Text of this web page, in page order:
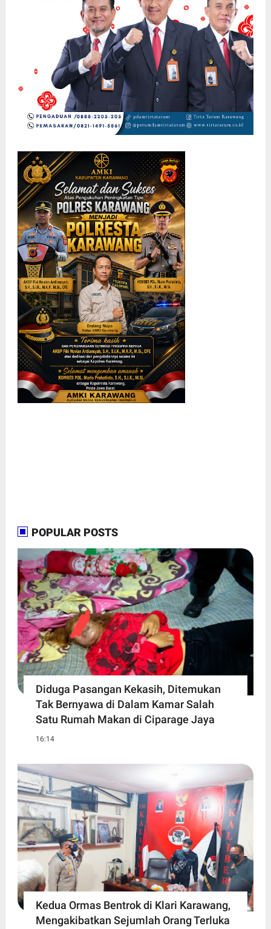
POPULAR POSTS
Diduga Pasangan Kekasih, Ditemukan
Tak Bernyawa di Dalam Kamar Salah
Satu Rumah Makan di Ciparage Jaya
16:14
Kedua Ormas Bentrok di Klari Karawang,
Mengakibatkan Sejumlah Orang Terluka